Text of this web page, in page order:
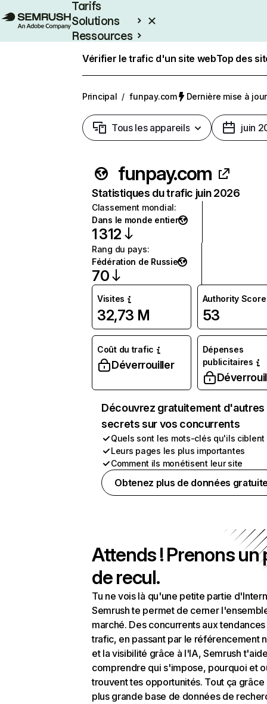
Tarifs
Solutions
Ressources
Vérifier le trafic d'un site webTop des
Principal / funpay.com Dernière mise à
Tous les appareils juin
funpay.com
Statistiques du trafic juin 2026
Classement mondial:
Dans le monde entier
1 312
Rang du pays:
Fédération de Russie
70
Visites
32,73 M
Authority Score
53
Coût du trafic
Déverrouiller
Dépenses
publicitaires
Découvrez gratuitement d'autres
secrets sur vos concurrents
Quels sont les mots-clés qu'ils ciblent
Leurs pages les plus importantes
Comment ils monétisent leur site
Obtenez plus de données
Attends ! Prenons un
de recul.
Tu ne vois là qu'une petite partie
Semrush te permet de cerner
marché. Des concurrents aux
trafic, en passant par le référencement
et la visibilité grâce à l'IA, Semrush
comprendre qui s'impose, pourquoi et
trouvent tes opportunités. Tout ça grâce
plus grande base de données de